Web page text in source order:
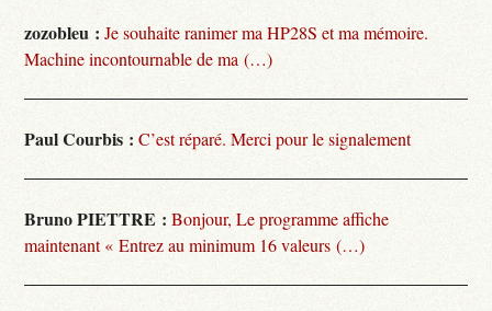
zozobleu : Je souhaite ranimer ma HP28S et ma mémoire.
Machine incontournable de ma (…)
Paul Courbis : C’est réparé. Merci pour le signalement
Bruno PIETTRE : Bonjour, Le programme affiche
maintenant « Entrez au minimum 16 valeurs (…)